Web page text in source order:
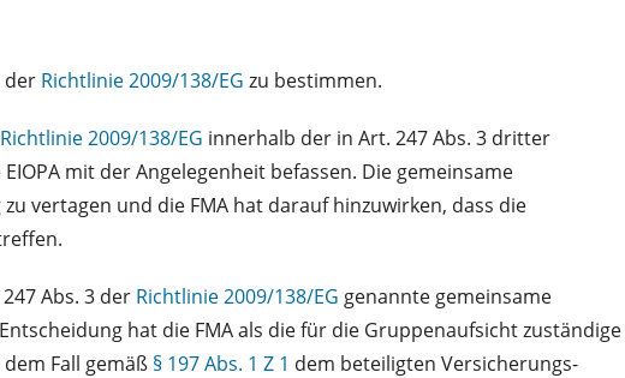
der Richtlinie 2009/138/EG zu bestimmen.
Richtlinie 2009/138/EG innerhalb der in Art. 247 Abs. 3 dritter
EIOPA mit der Angelegenheit befassen. Die gemeinsame
vertagen und die FMA hat darauf hinzuwirken, dass die
Abs. 3 der Richtlinie 2009/138/EG genannte gemeinsame
hat die FMA als die für die Gruppenaufsicht zuständige
Fall gemäß § 197 Abs. 1 Z 1 dem beteiligten Versicherungs-